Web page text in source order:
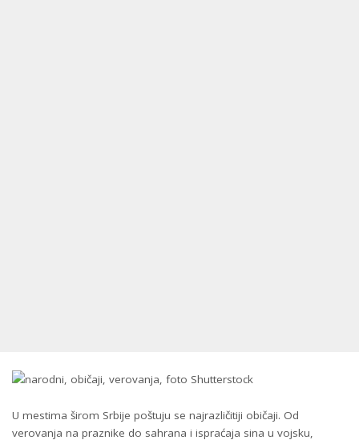
U mestima širom Srbije poštuju se najrazličitiji običaji. Od
verovanja na praznike do sahrana i ispraćaja sina u vojsku,